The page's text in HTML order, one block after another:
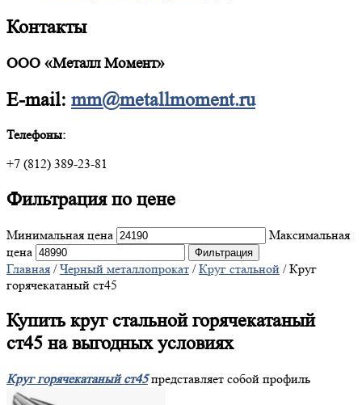
Контакты
ООО «Металл Момент»
E-mail: mm@metallmoment.ru
Телефоны:
+7 (812) 389-23-81
Фильтрацияпо цене
Минимальная цена
Максимальная
цена
Фильтрация
Главная /Черный металлопрокат /Круг стальной / Круг
горячекатаный ст45
Купить круг стальной горячекатаный
ст45 на выгодных условиях
Круг горячекатаный ст45представляет собой профиль